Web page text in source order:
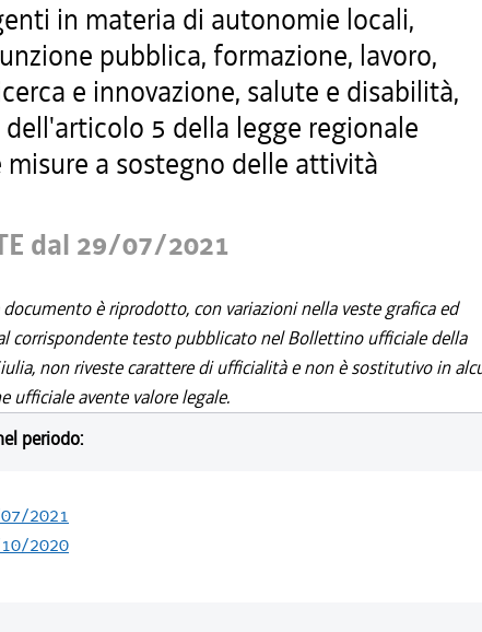
in materia di autonomie locali,
pubblica, formazione, lavoro,
e innovazione, salute e disabilità,
5 della legge regionale
a sostegno delle attività
dal 29/07/2021
è riprodotto, con variazioni nella veste grafica ed
corrispondente testo pubblicato nel Bollettino ufficiale della
non riveste carattere di ufficialità e non è sostitutivo in
ufficiale avente valore legale.
periodo:
2021
2020